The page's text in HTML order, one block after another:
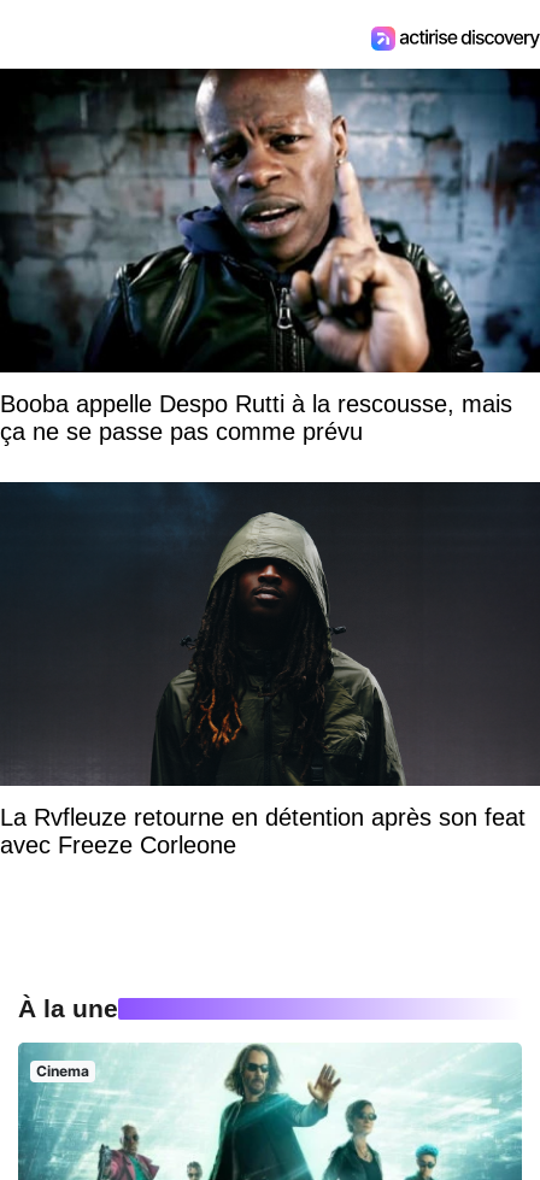
Booba appelle Despo Rutti à la rescousse, mais
ça ne se passe pas comme prévu
La Rvfleuze retourne en détention après son feat
avec Freeze Corleone
À la une
Cinema